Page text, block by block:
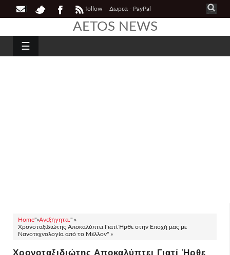
follow Δωρεά - PayPal
AETOS NEWS
☰
Home"»Ανεξήγητα. " »
Χρονοταξιδιώτης Αποκαλύπτει Γιατί Ήρθε στην Εποχή μας με
Νανοτεχνολογία από το Μέλλον" »
Χρονοταξιδιώτης Αποκαλύπτει Γιατί Ήρθε